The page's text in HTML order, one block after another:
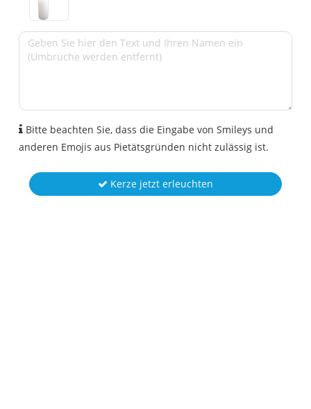
Bitte beachten Sie, dass die Eingabe von Smileys und
anderen Emojis aus Pietätsgründen nicht zulässig ist.
Kerze jetzt erleuchten